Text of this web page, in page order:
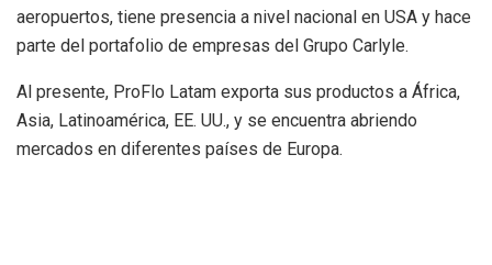
aeropuertos, tiene presencia a nivel nacional en USA y hace
parte del portafolio de empresas del Grupo Carlyle.
Al presente, ProFlo Latam exporta sus productos a África,
Asia, Latinoamérica, EE. UU., y se encuentra abriendo
mercados en diferentes países de Europa.